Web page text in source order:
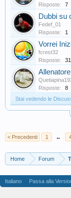
Risposte:
7
Dubbi su
Fedef_01
Risposte:
1
Vorrei
fcrest32
Risposte:
31
Allenatore
Risposte:
8
Stai vedendo le
< Precedenti
1 ←
Home Forum
Italiano Passa alla